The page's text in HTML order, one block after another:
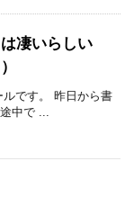
凄いらしい
です。 昨日から書
中で ...